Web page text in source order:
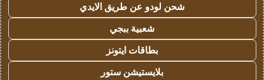
شحن لودو عن طريق الايدي
شعبية ببجي
بطاقات ايتونز
بلايستيشن ستور